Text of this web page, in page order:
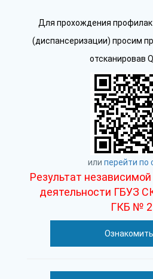
Для прохождения
(диспансеризации) просим
отсканировав
или перейти по
Результат
деятельности ГБУЗ
ГКБ №